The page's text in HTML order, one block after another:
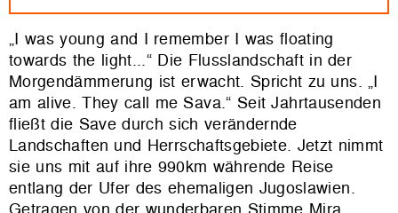
„I was young and I remember I was floating
towards the light...“ Die Flusslandschaft in der
Morgendämmerung ist erwacht. Spricht zu uns. „I
am alive. They call me Sava.“ Seit Jahrtausenden
fließt die Save durch sich verändernde
Landschaften und Herrschaftsgebiete. Jetzt nimmt
sie uns mit auf ihre 990km währende Reise
entlang der Ufer des ehemaligen Jugoslawien.